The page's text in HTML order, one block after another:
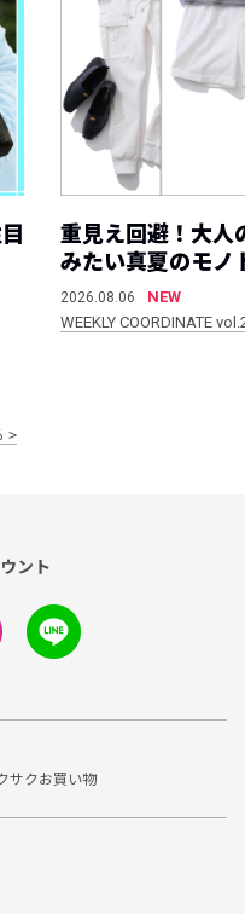
重見え回避！大人
みたい真夏のモノ
2026.08.06
NEW
WEEKLY COORDINATE
ント
サクお買い物